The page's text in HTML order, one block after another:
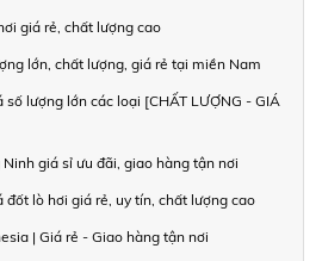
giá rẻ, chất lượng cao
lớn, chất lượng, giá rẻ tại miền Nam
lượng lớn các loại [CHẤT LƯỢNG - GIÁ
giá sỉ ưu đãi, giao hàng tận nơi
đốt lò hơi giá rẻ, uy tín, chất lượng cao
| Giá rẻ - Giao hàng tận nơi